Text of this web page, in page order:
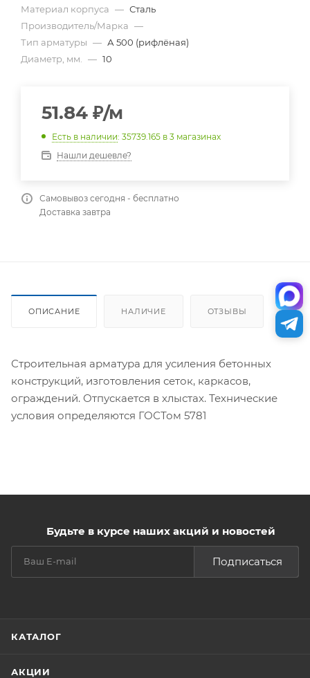
Материал корпуса — Сталь
Производитель/Марка —
Тип арматуры — А 500 (рифлёная)
Диаметр, мм.
— 10
51.84 ₽/м
Есть в наличии: 35739.165 в 3 магазинах
Нашли дешевле?
Самовывоз сегодня - бесплатно
Доставка завтра
ОПИСАНИЕ НАЛИЧИЕ ОТЗЫВЫ
Строительная арматура для усиления бетонных
конструкций, изготовления сеток, каркасов,
ограждений. Отпускается в хлыстах. Технические
условия определяются ГОСТом 5781
Будьте в курсе наших акций и новостей
Подписаться
КАТАЛОГ
АКЦИИ